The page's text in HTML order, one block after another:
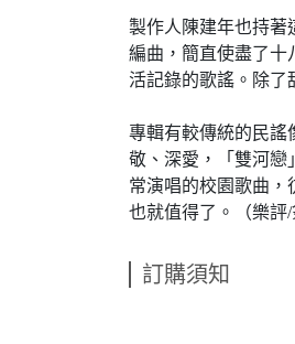
製作人陳建年也持著
編曲，簡直使盡了十
活記錄的歌謠。除了
專輯有較傳統的民謠
敬、深愛，「雙河戀
常演唱的校園歌曲，
也就值得了。（樂評/
訂購須知